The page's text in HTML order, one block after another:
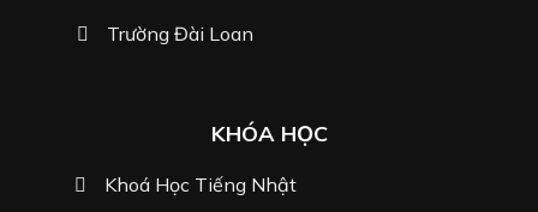
Trường Đài Loan
KHÓA HỌC
Khoá Học Tiếng Nhật